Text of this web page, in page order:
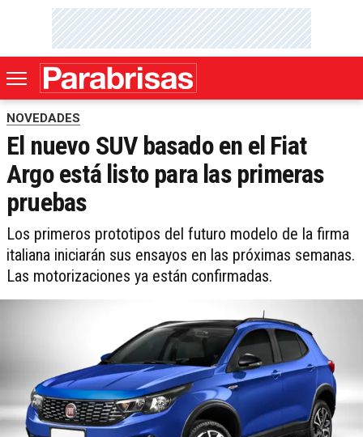
NOVEDADES
El nuevo SUV basado en el Fiat
Argo está listo para las primeras
pruebas
Los primeros prototipos del futuro modelo de la firma
italiana iniciarán sus ensayos en las próximas semanas.
Las motorizaciones ya están confirmadas.